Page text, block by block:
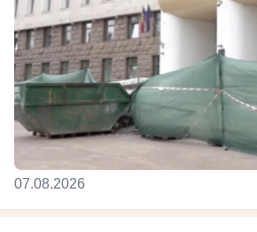
07.08.2026